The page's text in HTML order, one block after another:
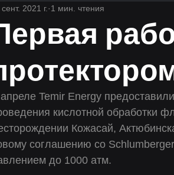
2021 г. 1 мин. чтения
Temir Energy
кислотной обработки
Кожасай,
соглашению со
до 1000 атм.